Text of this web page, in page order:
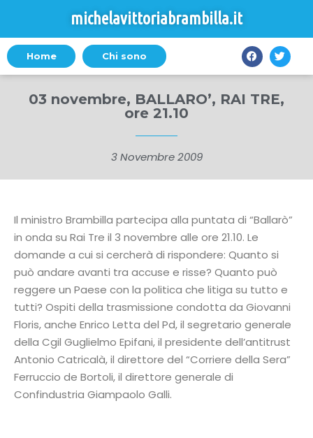
michelavittoriabrambilla.it
Home Chi sono
03 novembre, BALLARO’, RAI TRE,
ore 21.10
3 Novembre 2009
Il ministro Brambilla partecipa alla puntata di “Ballarò”
in onda su Rai Tre il 3 novembre alle ore 21.10. Le
domande a cui si cercherà di rispondere: Quanto si
può andare avanti tra accuse e risse? Quanto può
reggere un Paese con la politica che litiga su tutto e
tutti? Ospiti della trasmissione condotta da Giovanni
Floris, anche Enrico Letta del Pd, il segretario generale
della Cgil Guglielmo Epifani, il presidente dell’antitrust
Antonio Catricalà, il direttore del “Corriere della Sera”
Ferruccio de Bortoli, il direttore generale di
Confindustria Giampaolo Galli.